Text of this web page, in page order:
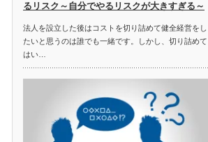
るリスク～自分でやるリスクが大きすぎる～
法人を設立した後はコストを切り詰めて健全経営をし
たいと思うのは誰でも一緒です。しかし、切り詰めて
はい…